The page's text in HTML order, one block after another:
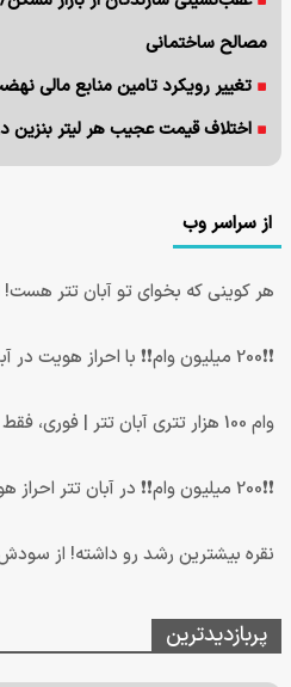
مصالح ساختمانی
تغییر رویکرد تامین منابع مالی
اختلاف قیمت عجیب هر لیتر بنزین
از سراسر وب
هر کوینی که بخوای تو آبان تتر
❗❗200 میلیون وام❗❗ با احراز هویت در آبان تتر
وام 100 هزار تتری آبان تتر | فوری، فقط با احراز هویت🔥
❗❗200 میلیون وام❗❗ در آبان تتر احراز هویت کن
نقره بیشترین رشد رو داشته! از
پربازدیدترین